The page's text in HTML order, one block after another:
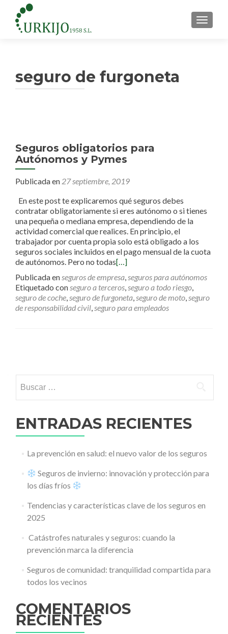
seguro de furgoneta
Seguros obligatorios para
Autónomos y Pymes
Publicada en 27 septiembre, 2019
En este post te explicaremos qué seguros debes
contratar obligatoriamente si eres autónomo o si tienes
una pequeña o mediana empresa, dependiendo de la
actividad comercial que realices. En principio, el
trabajador por cuenta propia solo está obligado a los
seguros sociales incluidos en el pago mensual de la cuota
de autónomos. Pero no todas[…]
Publicada enseguros de empresa,seguros para autónomos
Etiquetado conseguro a terceros,seguro a todo riesgo,
seguro de coche,seguro de furgoneta,seguro de moto,seguro
de responsabilidad civil,seguro para empleados
ENTRADAS RECIENTES
La prevención en salud: el nuevo valor de los seguros
Seguros de invierno: innovación y protección para
los días fríos
Tendencias y características clave de los seguros en
2025
️ Catástrofes naturales y seguros: cuando la
prevención marca la diferencia
Seguros de comunidad: tranquilidad compartida para
todos los vecinos
COMENTARIOS
RECIENTES